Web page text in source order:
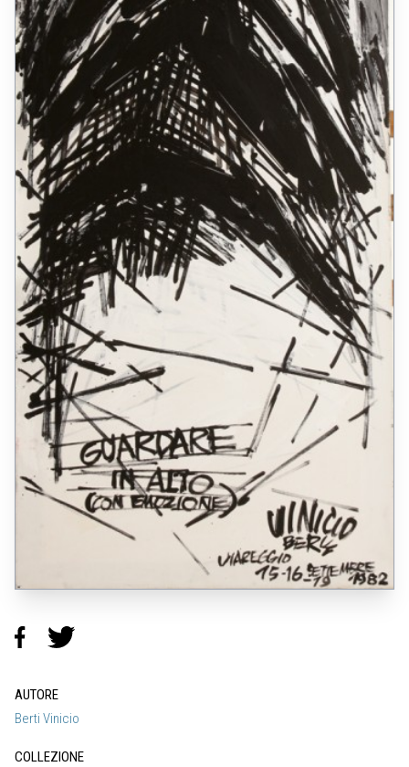
AUTORE
Berti Vinicio
COLLEZIONE